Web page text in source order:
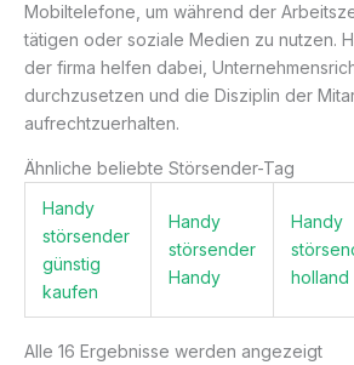
Mobiltelefone, um während der
tätigen oder soziale Medien zu nutzen.
der firma helfen dabei,
durchzusetzen und die Disziplin der
aufrechtzuerhalten.
Ähnliche beliebte Störsender-Tag
Handy
störsender
günstig
kaufen
Handy
störsender
Handy
Handy
holland
Alle 16 Ergebnisse werden angezeigt